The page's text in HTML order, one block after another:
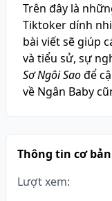
Trên đây là
Tiktoker dính
bài viết sẽ giúp
và tiểu sử, sự
Sơ Ngôi Saođể
về Ngân Baby
Thông tin cơ
Lượt xem: